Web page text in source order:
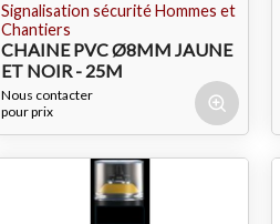
Signalisation sécurité Hommes et
Chantiers
CHAINE PVC Ø8MM JAUNE
ET NOIR - 25M
Nous contacter
pour prix